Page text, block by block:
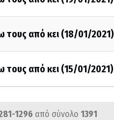
τους από κει (18/01/2021)
τους από κει (15/01/2021)
1296 από σύνολο 1391